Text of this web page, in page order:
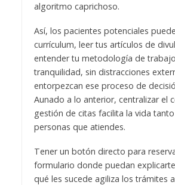
algoritmo caprichoso.
Así, los pacientes potenciales
currículum, leer tus artículos de
entender tu metodología de
tranquilidad, sin distracciones
entorpezcan ese proceso de
Aunado a lo anterior, centralizar el
gestión de citas facilita la vida
personas que atiendes.
Tener un botón directo para
formulario donde puedan
qué les sucede agiliza los trámites